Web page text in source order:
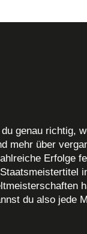
genau richtig,
mehr über
Erfolge
du also jede